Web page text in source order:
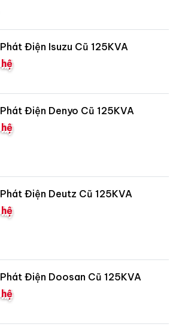
Điện Isuzu Cũ 125KVA
Điện Denyo Cũ 125KVA
Điện Deutz Cũ 125KVA
Điện Doosan Cũ 125KVA